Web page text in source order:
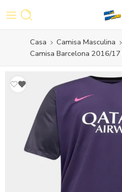
Casa Camisa Masculina
Camisa Barcelona 2016/